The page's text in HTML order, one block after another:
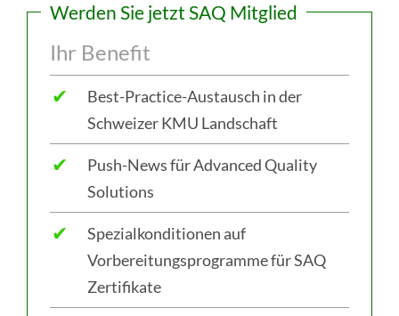
Werden Sie jetzt SAQ Mitglied
Ihr Benefit
✔
Best-Practice-Austausch in der
Schweizer KMU Landschaft
✔
Push-News für Advanced Quality
Solutions
✔
Spezialkonditionen auf
Vorbereitungsprogramme für SAQ
Zertifikate